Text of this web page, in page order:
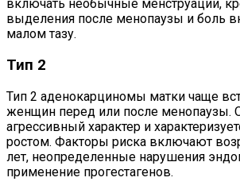
включать необычные менструации,
выделения после менопаузы и боль
малом тазу.
Тип 2
Тип 2 аденокарциномы матки чаще
женщин перед или после менопаузы.
агрессивный характер и
ростом. Факторы риска включают
лет, неопределенные нарушения
применение прогестагенов.